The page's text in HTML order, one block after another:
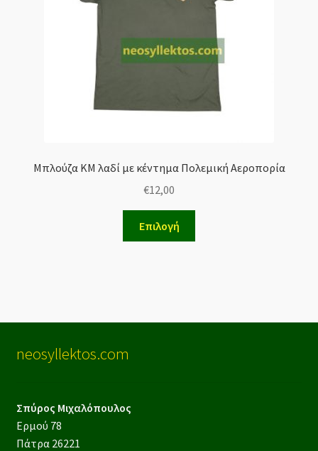
Μπλούζα ΚΜ λαδί με κέντημα Πολεμική Αεροπορία
€12,00
Επιλογή
neosyllektos.com
Σπύρος Μιχαλόπουλος
Ερμού 78
Πάτρα 26221